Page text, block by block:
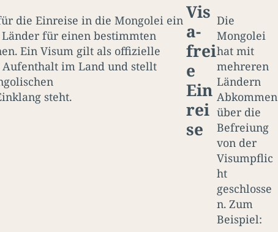
die Einreise in die Mongolei ein
für einen bestimmten
Ein Visum gilt als offizielle
im Land und stellt
steht.
Vis
a-
frei
e
Ein
rei
se
Die
Mongolei
hat mit
mehreren
Ländern
Abkommen
über die
Befreiung
von der
Visumpflic
ht
geschlosse
n. Zum
Beispiel: